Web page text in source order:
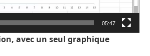
05:47
avec un seul graphique